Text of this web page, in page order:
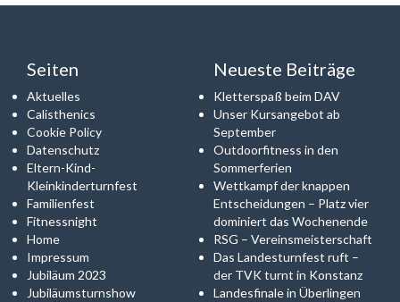
Seiten
Aktuelles
Calisthenics
Cookie Policy
Datenschutz
Eltern-Kind-
Kleinkinderturnfest
Familienfest
Fitnessnight
Home
Impressum
Jubiläum 2023
Jubiläumsturnshow
Neueste Beiträge
Kletterspaß beim DAV
Unser Kursangebot ab
September
Outdoorfitness in den
Sommerferien
Wettkampf der knappen
Entscheidungen – Platz vier
dominiert das Wochenende
RSG – Vereinsmeisterschaft
Das Landesturnfest ruft –
der TVK turnt in Konstanz
Landesfinale in Überlingen